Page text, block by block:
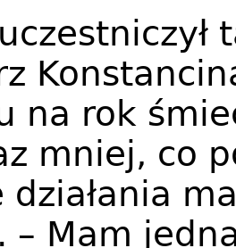
na rok
mniej, co
działania
– Mam